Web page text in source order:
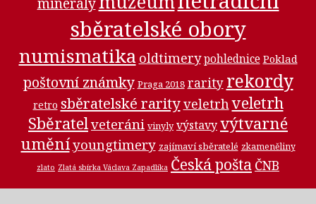
minerály
sběratelské obory
numismatika oldtimery pohlednice Poklad
poštovní známky Praga 2018 rarity rekordy
retro sběratelské rarityveletrhveletrh
Sběratelveteráni vinyly výstavyvýtvarné
uměníyoungtimery zajímaví sběratelé zkameněliny
zlato Zlatá sbírka Václava Zapadlíka Česká pošta ČNB